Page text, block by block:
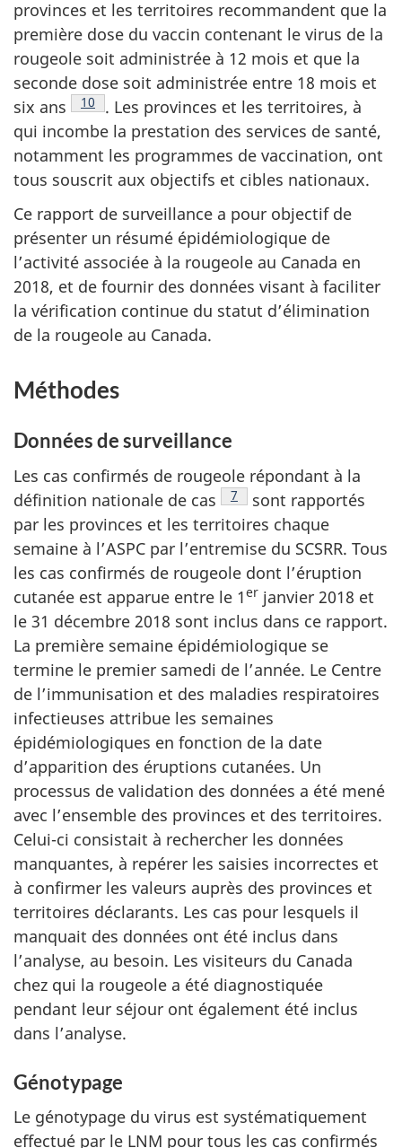
provinces et les territoires recommandent que la
première dose du vaccin contenant le virus de la
rougeole soit administrée à 12 mois et que la
seconde dose soit administrée entre 18 mois et
six ans Note de bas de page
10 . Les provinces et les territoires, à
qui incombe la prestation des services de santé,
notamment les programmes de vaccination, ont
tous souscrit aux objectifs et cibles nationaux.
Ce rapport de surveillance a pour objectif de
présenter un résumé épidémiologique de
l’activité associée à la rougeole au Canada en
2018, et de fournir des données visant à faciliter
la vérification continue du statut d’élimination
de la rougeole au Canada.
Méthodes
Données de surveillance
Les cas confirmés de rougeole répondant à la
définition nationale de cas Note de bas de page
7
sont rapportés
par les provinces et les territoires chaque
semaine à l’ASPC par l’entremise du SCSRR. Tous
les cas confirmés de rougeole dont l’éruption
cutanée est apparue entre le 1er janvier 2018 et
le 31 décembre 2018 sont inclus dans ce rapport.
La première semaine épidémiologique se
termine le premier samedi de l’année. Le Centre
de l’immunisation et des maladies respiratoires
infectieuses attribue les semaines
épidémiologiques en fonction de la date
d’apparition des éruptions cutanées. Un
processus de validation des données a été mené
avec l’ensemble des provinces et des territoires.
Celui-ci consistait à rechercher les données
manquantes, à repérer les saisies incorrectes et
à confirmer les valeurs auprès des provinces et
territoires déclarants. Les cas pour lesquels il
manquait des données ont été inclus dans
l’analyse, au besoin. Les visiteurs du Canada
chez qui la rougeole a été diagnostiquée
pendant leur séjour ont également été inclus
dans l’analyse.
Génotypage
Le génotypage du virus est systématiquement
effectué par le LNM pour tous les cas confirmés